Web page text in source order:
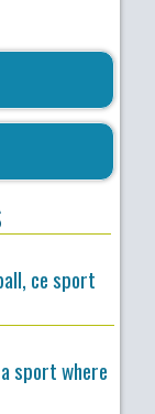
ce sport
sport where